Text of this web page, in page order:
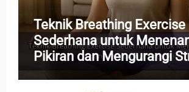
Teknik Breathing Exercise
Sederhana untuk
Pikiran dan Mengurangi
Harian